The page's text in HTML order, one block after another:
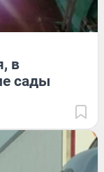
в
сады